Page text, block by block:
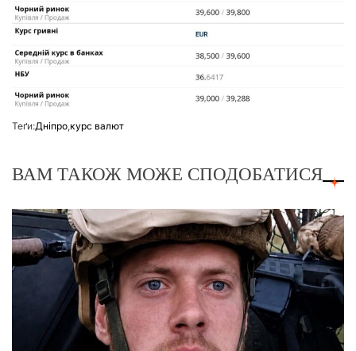
Теґи:Дніпро курс валют
ВАМ ТАКОЖ МОЖЕ СПОДОБАТИСЯ